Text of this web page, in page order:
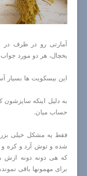
آمارتی رو در ظرف در
یخچال، هر دو مورد
این بیسکویت ها
به دلیل اینکه سایزشون
حساب میان.
فقط یه مشکل خیلی
شده و توش آرد و کره و
که هی دونه دونه ازش
برای مهمونها باقی